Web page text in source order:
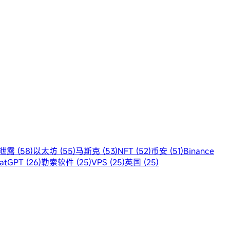
露 (58)以太坊 (55)马斯克 (53)NFT (52)币安 (51)Binance
(26)勒索软件 (25)VPS (25)英国 (25)